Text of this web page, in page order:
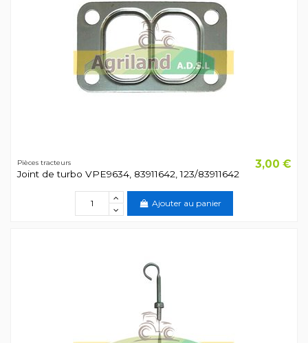
Pièces tracteurs
Joint de turbo VPE9634, 83911642, 123/83911642
3,00 €
Ajouter au panier